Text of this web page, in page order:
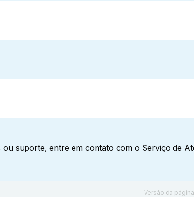
ou suporte, entre em contato com o Serviço de
Versão da